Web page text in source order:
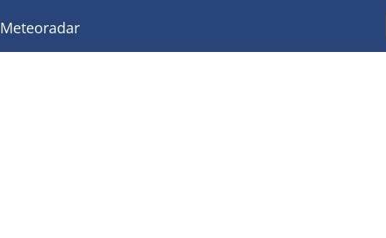
Meteoradar